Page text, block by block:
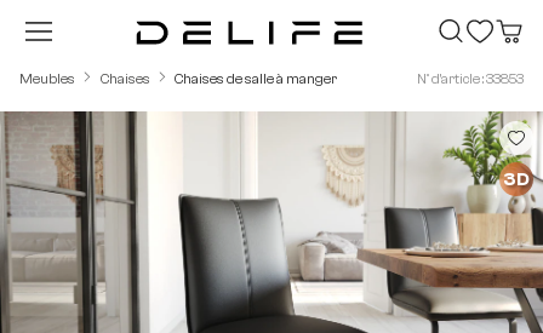
Passer au contenu principal
Meubles Chaises Chaises de salle à manger N° d'article : 33853
Ignorer la galerie d'images
3D